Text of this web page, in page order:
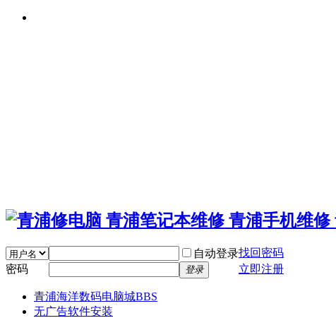
自动登录找回密码
密码
登录 立即注册
青浦海洋数码电脑城BBS
无广告软件安装